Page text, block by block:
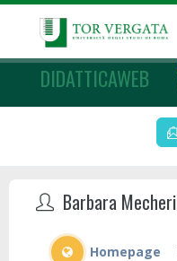
DIDATTICAWEB
Barbara Mecheri
Homepage